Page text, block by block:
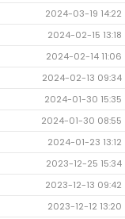
2024-03-19 14:22
2024-02-15 13:18
2024-02-14 11:06
2024-02-13 09:34
2024-01-30 15:35
2024-01-30 08:55
2024-01-23 13:12
2023-12-25 15:34
2023-12-13 09:42
2023-12-12 13:20